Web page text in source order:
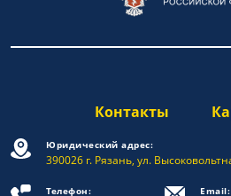
Контакты
Юридический адрес:
390026 г. Рязань, ул.
Телефон: Email: